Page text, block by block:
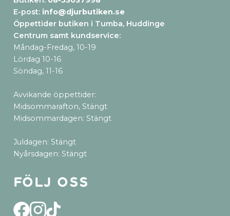
E-post: info@djurbutiken.se
Öppettider butiken i Tumba, Huddinge
Centrum samt kundservice:
Måndag-Fredag, 10-19
Lördag 10-16
Söndag, 11-16
Avvikande öppettider:
Midsommarafton, Stängt
Midsommardagen: Stängt
Juldagen: Stängt
Nyårsdagen: Stängt
Följ oss